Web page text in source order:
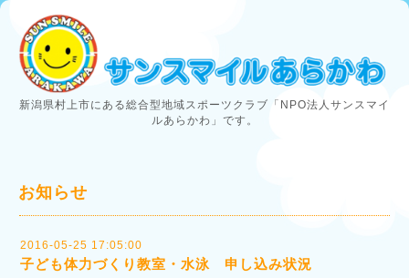
新潟県村上市にある総合型地域スポーツクラブ「NPO法人サンスマイ
ルあらかわ」です。
お知らせ
2016-05-25 17:05:00
子ども体力づくり教室・水泳 申し込み状況